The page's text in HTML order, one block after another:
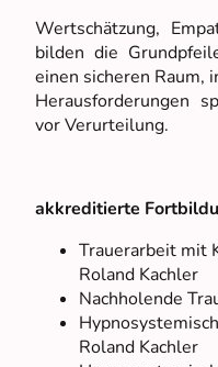
Wertschätzung,
bilden die
einen sicheren Raum,
Herausforderungen
vor Verurteilung.
akkreditierte
Trauerarbeit mit
Roland Kachler
Nachholende
Roland Kachler